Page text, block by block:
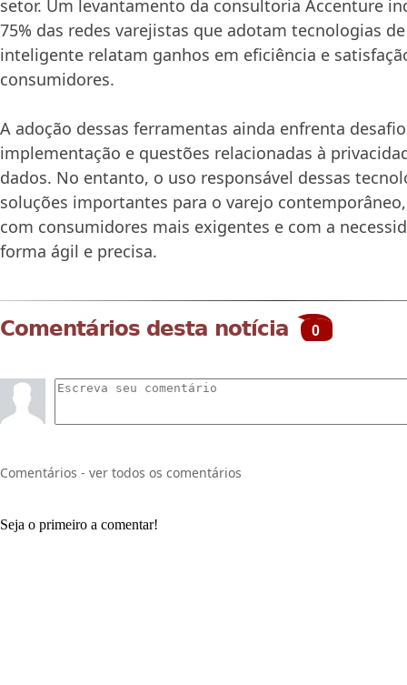
setor. Um levantamento da consultoria Accenture
75% das redes varejistas que adotam tecnologias
inteligente relatam ganhos em eficiência e
consumidores.
A adoção dessas ferramentas ainda enfrenta
implementação e questões relacionadas à
dados. No entanto, o uso responsável dessas
soluções importantes para o varejo
com consumidores mais exigentes e com a
forma ágil e precisa.
Comentários desta notícia 0
Comentários - ver todos os comentários
Seja o primeiro a comentar!